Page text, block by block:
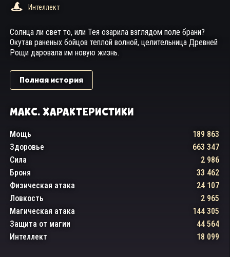
Интеллект
Солнца ли свет то, или Тея озарила взглядом поле брани?
Окутав раненых бойцов теплой волной, целительница Древней
Рощи даровала им новую жизнь.
Полная история
МАКС. ХАРАКТЕРИСТИКИ
Мощь
189 863
Здоровье
663 347
Сила
2 986
Броня
33 462
Физическая атака
24 107
Ловкость
2 965
Магическая атака
144 305
Защита от магии
44 564
Интеллект
18 099